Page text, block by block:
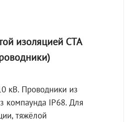
изоляцией СТА
кВ. Проводники из
компаунда IP68. Для
тяжёлой